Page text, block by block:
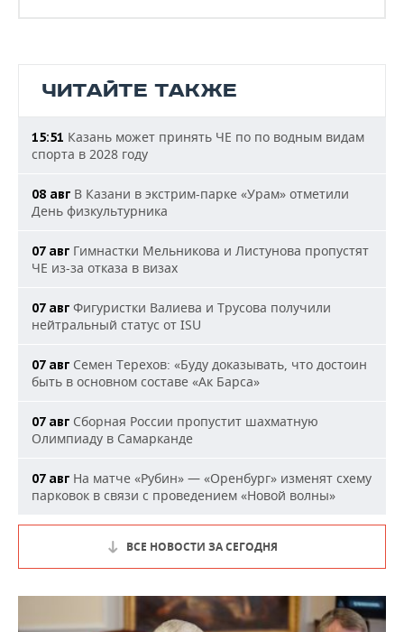
ЧИТАЙТЕ ТАКЖЕ
15:51 Казань может принять ЧЕ по по водным видам
спорта в 2028 году
08 авг В Казани в экстрим-парке «Урам» отметили
День физкультурника
07 авг Гимнастки Мельникова и Листунова пропустят
ЧЕ из-за отказа в визах
07 авг Фигуристки Валиева и Трусова получили
нейтральный статус от ISU
07 авг Семен Терехов: «Буду доказывать, что достоин
быть в основном составе «Ак Барса»
07 авг Сборная России пропустит шахматную
Олимпиаду в Самарканде
07 авг На матче «Рубин» — «Оренбург» изменят схему
парковок в связи с проведением «Новой волны»
ВСЕ НОВОСТИ ЗА СЕГОДНЯ